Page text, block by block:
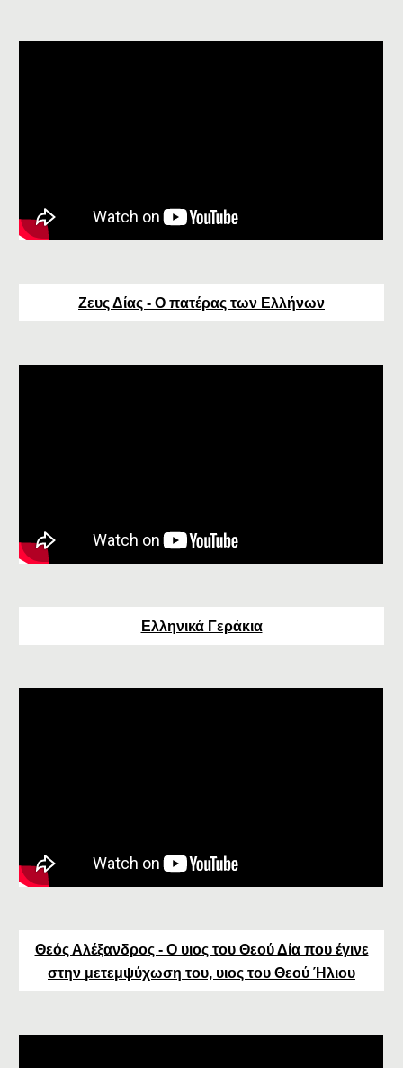
Ζευς Δίας - Ο πατέρας των Ελλήνων
Ελληνικά Γεράκια
Θεός Αλέξανδρος - Ο υιος του Θεού Δία που έγινε
στην μετεμψύχωση του, υιος του Θεού Ήλιου